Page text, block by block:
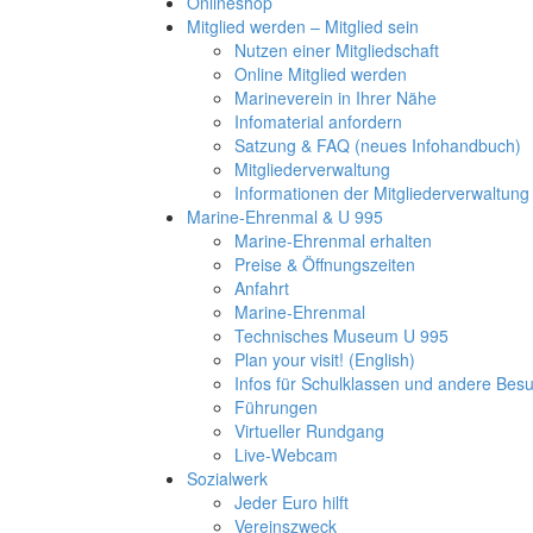
Mitglied werden – Mitglied sein
Nutzen einer Mitgliedschaft
Online Mitglied werden
Marineverein in Ihrer Nähe
Infomaterial anfordern
Satzung & FAQ (neues Infohandbuch)
Mitgliederverwaltung
Informationen der Mitgliederverwaltung
Marine-Ehrenmal & U 995
Marine-Ehrenmal erhalten
Preise & Öffnungszeiten
Anfahrt
Marine-Ehrenmal
Technisches Museum U 995
Plan your visit! (English)
Infos für Schulklassen und andere
Führungen
Virtueller Rundgang
Live-Webcam
Sozialwerk
Jeder Euro hilft
Vereinszweck